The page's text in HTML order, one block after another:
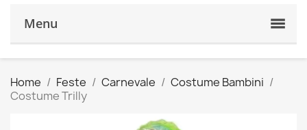
Menu
Home Feste Carnevale
Costume Bambini
Costume Trilly